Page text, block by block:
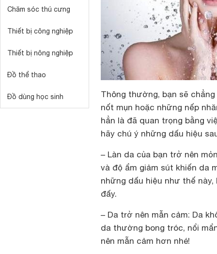
Chăm sóc thú cưng
Thiết bị công nghiệp
Thiết bị nông nghiệp
Đồ thể thao
Đồ dùng học sinh
Thông thường, bạn sẽ
nốt mụn hoặc những nếp
hẳn là đã quan trọng bằng
hãy chú ý những dấu hiệu
– Làn da của bạn trở nên
và độ ẩm giảm sút khiến da
những dấu hiệu như thế
đấy.
– Da trở nên mẫn cảm: Da
da thường bong tróc, nổi
nên mẫn cảm hơn nhé!